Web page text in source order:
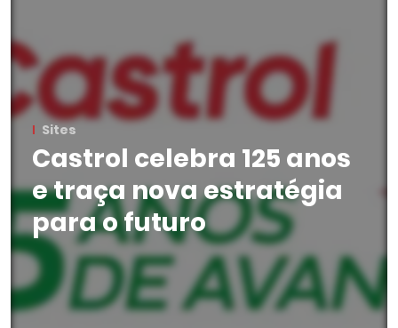
Sites
Castrol celebra 125 anos
e traça nova estratégia
para o futuro